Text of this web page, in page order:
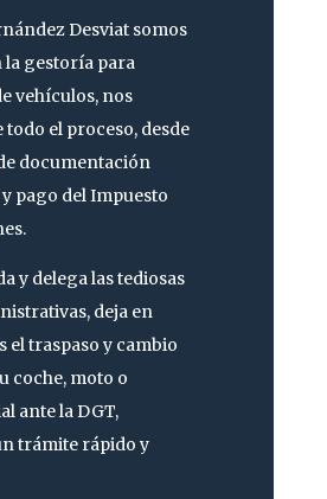
Desviatsomos
la gestoría para
vehículos, nos
el proceso, desde
documentación
pago del Impuesto
y delega las tediosas
deja en
el traspaso y cambio
coche, moto o
ante la DGT,
trámite rápido y